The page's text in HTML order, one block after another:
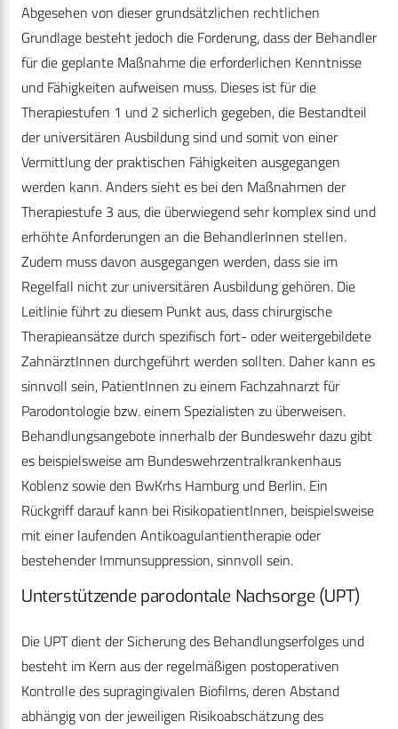
Abgesehen von dieser grundsätzlichen rechtlichen
Grundlage besteht jedoch die Forderung, dass der Behandler
für die geplante Maßnahme die erforderlichen Kenntnisse
und Fähigkeiten aufweisen muss. Dieses ist für die
Therapiestufen 1 und 2 sicherlich gegeben, die Bestandteil
der universitären Ausbildung sind und somit von einer
Vermittlung der praktischen Fähigkeiten ausgegangen
werden kann. Anders sieht es bei den Maßnahmen der
Therapiestufe 3 aus, die überwiegend sehr komplex sind und
erhöhte Anforderungen an die BehandlerInnen stellen.
Zudem muss davon ausgegangen werden, dass sie im
Regelfall nicht zur universitären Ausbildung gehören. Die
Leitlinie führt zu diesem Punkt aus, dass chirurgische
Therapieansätze durch spezifisch fort- oder weitergebildete
ZahnärztInnen durchgeführt werden sollten. Daher kann es
sinnvoll sein, PatientInnen zu einem Fachzahnarzt für
Parodontologie bzw. einem Spezialisten zu überweisen.
Behandlungsangebote innerhalb der Bundeswehr dazu gibt
es beispielsweise am Bundeswehrzentralkrankenhaus
Koblenz sowie den BwKrhs Hamburg und Berlin. Ein
Rückgriff darauf kann bei RisikopatientInnen, beispielsweise
mit einer laufenden Antikoagulantientherapie oder
bestehender Immunsuppression, sinnvoll sein.
Unterstützende parodontale Nachsorge (UPT)
Die UPT dient der Sicherung des Behandlungserfolges und
besteht im Kern aus der regelmäßigen postoperativen
Kontrolle des supragingivalen Biofilms, deren Abstand
abhängig von der jeweiligen Risikoabschätzung des